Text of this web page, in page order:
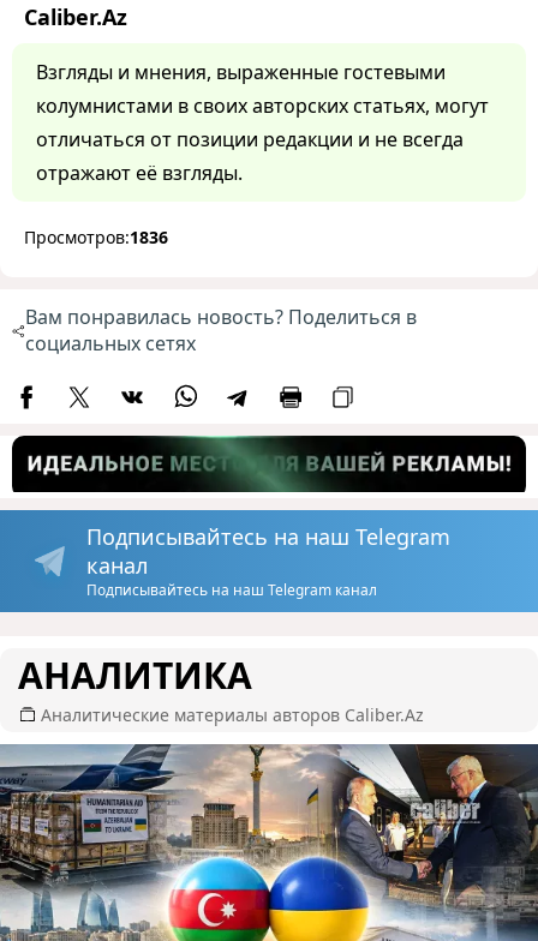
Caliber.Az
Взгляды и мнения, выраженные гостевыми
колумнистами в своих авторских статьях, могут
отличаться от позиции редакции и не всегда
отражают её взгляды.
Просмотров:1836
Вам понравилась новость? Поделиться в
социальных сетях
Подписывайтесь на наш Telegram
канал
Подписывайтесь на наш Telegram канал
АНАЛИТИКА
Аналитические материалы авторов Caliber.Az